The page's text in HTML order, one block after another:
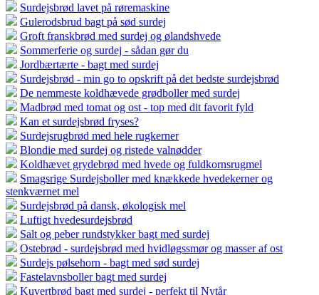
Surdejsbrød lavet på røremaskine
Gulerodsbrud bagt på sød surdej
Groft franskbrød med surdej og ølandshvede
Sommerferie og surdej - sådan gør du
Jordbærtærte - bagt med surdej
Surdejsbrød - min go to opskrift på det bedste surdejsbrød
De nemmeste koldhævede grødboller med surdej
Madbrød med tomat og ost - top med dit favorit fyld
Kan et surdejsbrød fryses?
Surdejsrugbrød med hele rugkerner
Blondie med surdej og ristede valnødder
Koldhævet grydebrød med hvede og fuldkornsrugmel
Smagsrige Surdejsboller med knækkede hvedekerner og
stenkværnet mel
Surdejsbrød på dansk, økologisk mel
Luftigt hvedesurdejsbrød
Salt og peber rundstykker bagt med surdej
Ostebrød - surdejsbrød med hvidløgssmør og masser af ost
Surdejs pølsehorn - bagt med sød surdej
Fastelavnsboller bagt med surdej
Kuvertbrød bagt med surdej - perfekt til Nytår